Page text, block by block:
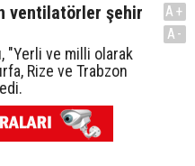
ventilatörler şehir
"Yerli ve milli olarak
Rize ve Trabzon
A+
A-